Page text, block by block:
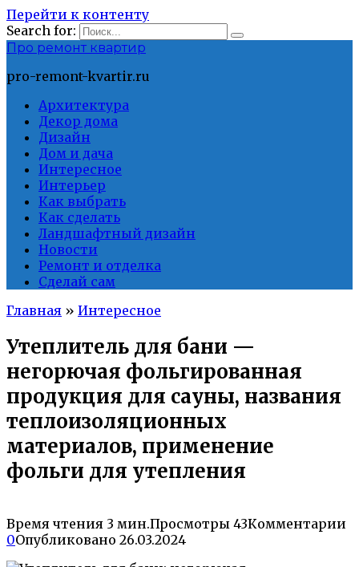
Перейти к контенту
Search for:
Про ремонт квартир
pro-remont-kvartir.ru
Архитектура
Декор дома
Дизайн
Дом и дача
Интересное
Интерьер
Как выбрать
Как сделать
Ландшафтный дизайн
Новости
Ремонт и отделка
Сделай сам
Главная » Интересное
Утеплитель для бани —
негорючая фольгированная
продукция для сауны, названия
теплоизоляционных
материалов, применение
фольги для утепления
Время чтения 3 мин.Просмотры 43Комментарии
0Опубликовано 26.03.2024